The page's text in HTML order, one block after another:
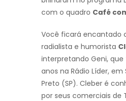
com o quadro Café
Você ficará encantado
radialista e humorista
interpretando Geni, que
anos na Rádio Líder, em
Preto (SP). Cleber é
por seus comerciais de